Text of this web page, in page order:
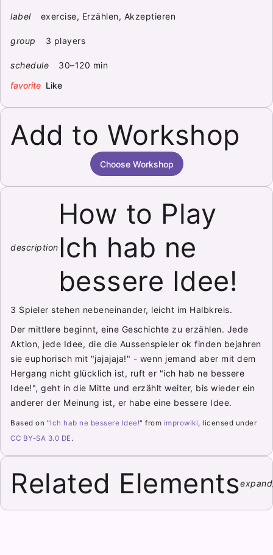
label exercise, Erzählen, Akzeptieren
group 3 players
schedule
30–120 min
favorite Like
Add to Workshop
Choose Workshop
description
How to Play
Ich hab ne
bessere Idee!
3 Spieler stehen nebeneinander, leicht im Halbkreis.
Der mittlere beginnt, eine Geschichte zu erzählen. Jede
Aktion, jede Idee, die die Aussenspieler ok finden bejahren
sie euphorisch mit "jajajaja!" - wenn jemand aber mit dem
Hergang nicht glücklich ist, ruft er "ich hab ne bessere
Idee!", geht in die Mitte und erzählt weiter, bis wieder ein
anderer der Meinung ist, er habe eine bessere Idee.
Based on "Ich hab ne bessere Idee!" from improwiki, licensed under
CC BY-SA 3.0 DE.
Related Elements